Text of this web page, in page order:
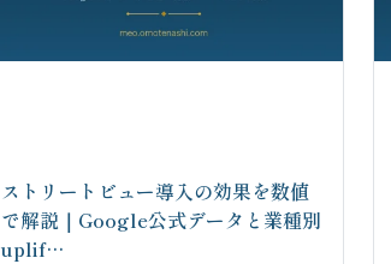
ストリートビュー導入の効果を数値
で解説｜Google公式データと業種別
uplif…